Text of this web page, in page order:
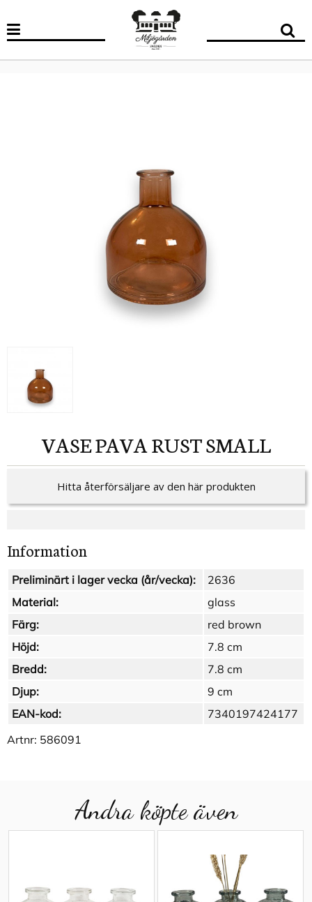
VASE PAVA RUST SMALL
Hitta återförsäljare av den här produkten
Information
Preliminärt i lager vecka (år/vecka):
2636
Material:
glass
Färg:
red brown
Höjd:
7.8 cm
Bredd:
7.8 cm
Djup:
9 cm
EAN-kod:
7340197424177
Artnr: 586091
Andra köpte även